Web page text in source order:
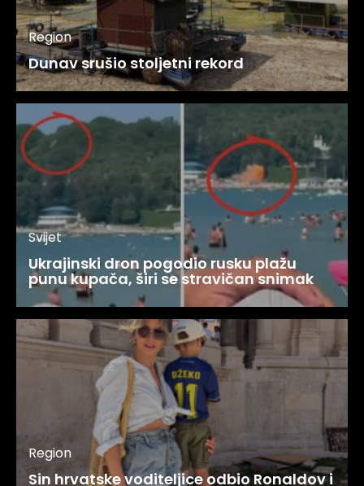
Region
Dunav srušio stoljetni rekord
Svijet
Ukrajinski dron pogodio rusku plažu
punu kupača, širi se stravičan snimak
Region
Sin hrvatske voditeljice odbio Ronaldov i